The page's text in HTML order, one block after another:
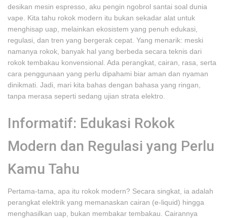
desikan mesin espresso, aku pengin ngobrol santai soal dunia
vape. Kita tahu rokok modern itu bukan sekadar alat untuk
menghisap uap, melainkan ekosistem yang penuh edukasi,
regulasi, dan tren yang bergerak cepat. Yang menarik: meski
namanya rokok, banyak hal yang berbeda secara teknis dari
rokok tembakau konvensional. Ada perangkat, cairan, rasa, serta
cara penggunaan yang perlu dipahami biar aman dan nyaman
dinikmati. Jadi, mari kita bahas dengan bahasa yang ringan,
tanpa merasa seperti sedang ujian strata elektro.
Informatif: Edukasi Rokok
Modern dan Regulasi yang Perlu
Kamu Tahu
Pertama-tama, apa itu rokok modern? Secara singkat, ia adalah
perangkat elektrik yang memanaskan cairan (e-liquid) hingga
menghasilkan uap, bukan membakar tembakau. Cairannya